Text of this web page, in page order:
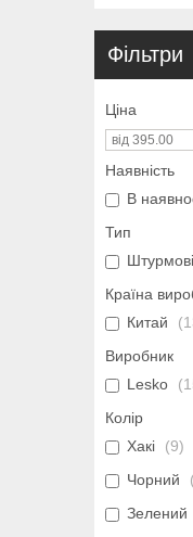
Фільтри
Ціна
Наявність
В
Тип
Країна
Китай
Виробник
Lesko
Колір
Хакі
9
Чорний
Зелений